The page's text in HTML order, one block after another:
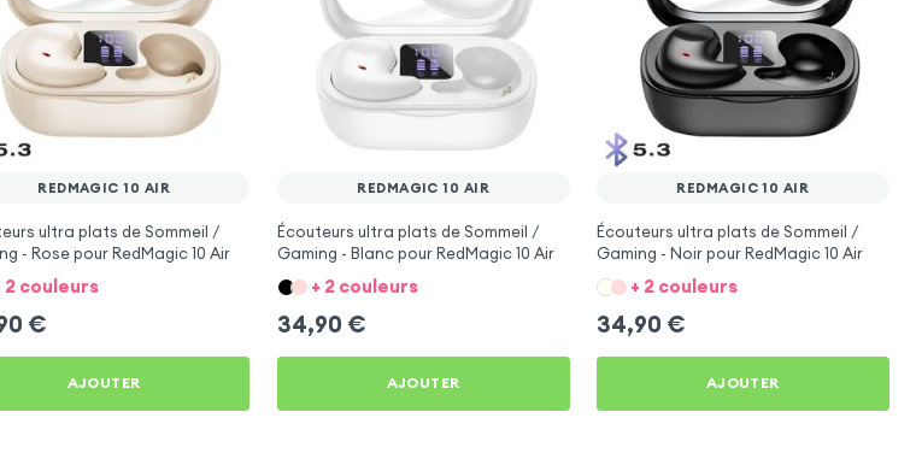
REDMAGIC 10 AIR
ultra plats de Sommeil /
- Rose pour RedMagic 10 Air
2 couleurs
€
AJOUTER
REDMAGIC 10 AIR
Écouteurs ultra plats de Sommeil /
Gaming - Blanc pour RedMagic 10 Air
+ 2 couleurs
34,90 €
AJOUTER
REDMAGIC 10 AIR
Écouteurs ultra plats de Sommeil /
Gaming - Noir pour RedMagic 10 Air
+ 2 couleurs
34,90 €
AJOUTER